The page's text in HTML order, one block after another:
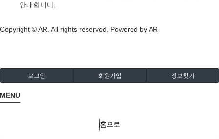
안내합니다.
Copyright © AR. All rights reserved. Powered by AR
로그인 회원가입 정보찾기
MENU
홈으로